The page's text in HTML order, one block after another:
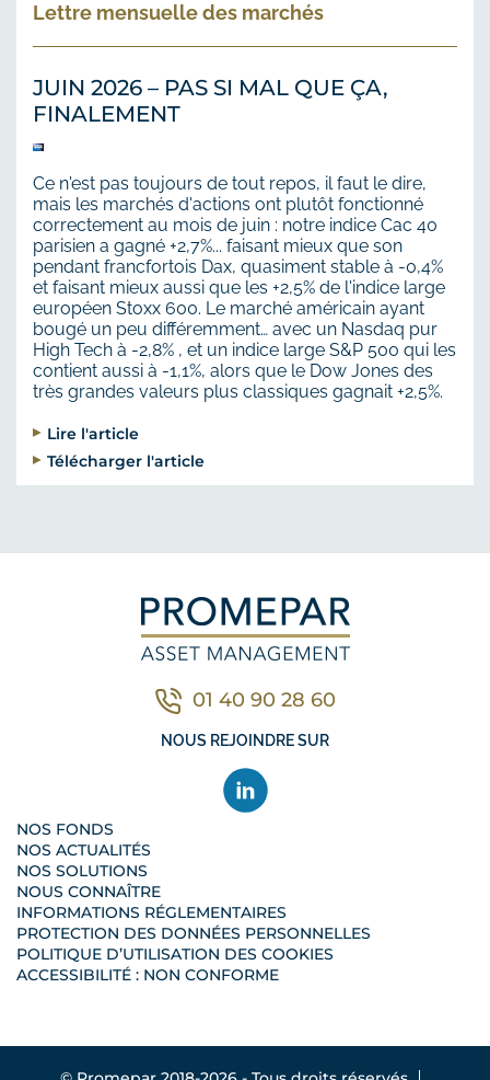
Lettre mensuelle des marchés
JUIN 2026 – PAS SI MAL QUE ÇA,
FINALEMENT
Ce n'est pas toujours de tout repos, il faut le dire,
mais les marchés d'actions ont plutôt fonctionné
correctement au mois de juin : notre indice Cac 40
parisien a gagné +2,7%... faisant mieux que son
pendant francfortois Dax, quasiment stable à -0,4%
et faisant mieux aussi que les +2,5% de l'indice large
européen Stoxx 600. Le marché américain ayant
bougé un peu différemment… avec un Nasdaq pur
High Tech à -2,8% , et un indice large S&P 500 qui les
contient aussi à -1,1%, alors que le Dow Jones des
très grandes valeurs plus classiques gagnait +2,5%.
Lire l'article
Télécharger l'article
01 40 90 28 60
NOUS REJOINDRE SUR
NOS FONDS
NOS ACTUALITÉS
NOS SOLUTIONS
NOUS CONNAÎTRE
INFORMATIONS RÉGLEMENTAIRES
PROTECTION DES DONNÉES PERSONNELLES
POLITIQUE D’UTILISATION DES COOKIES
ACCESSIBILITÉ : NON CONFORME